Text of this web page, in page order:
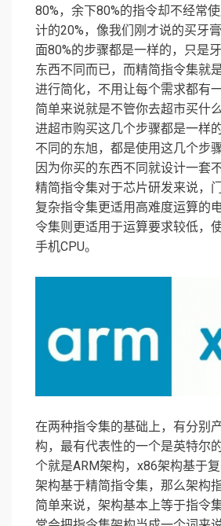
80%，余下80%的指令却不经常
计的20%，像我们刚才说的买牙
面80%的步骤都是一样的，只是
东西不同而已，而精简指令集就
进行简化，不用让每个需求都有
简单来说就是不管你去超市买什
进超市购买这几个步骤都是一样
不同的东旭，都是使用这几个步
因为你买的东西不同就设计一套
精简指令集对于芯片研发来说，
复杂指令集更适用高难度运算的
令集则更适用于运算要求较低，
手机CPU。
在两种指令集的基础上，有分别
构，最有代表性的一个是英特尔
个就是ARM架构，x86架构基于
架构基于精简指令集，那么架构
简单来说，架构基本上等于指令